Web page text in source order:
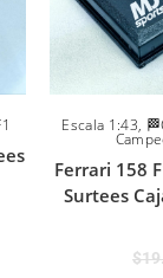
Escala 1:43,
Ferrari 158
Surtees
$